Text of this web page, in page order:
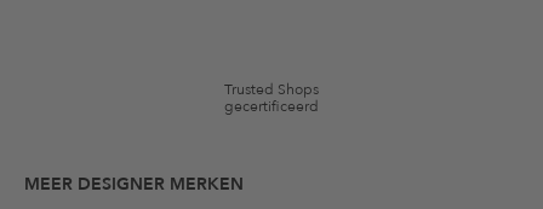
Trusted Shops
gecertificeerd
MEER DESIGNER MERKEN